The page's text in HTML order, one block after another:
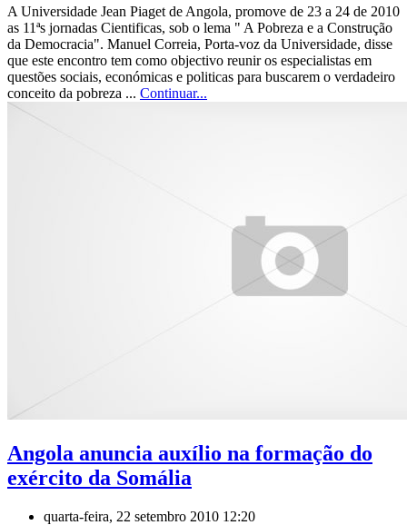
A Universidade Jean Piaget de Angola, promove de 23 a 24 de 2010
as 11ªs jornadas Cientificas, sob o lema " A Pobreza e a Construção
da Democracia". Manuel Correia, Porta-voz da Universidade, disse
que este encontro tem como objectivo reunir os especialistas em
questões sociais, económicas e politicas para buscarem o verdadeiro
conceito da pobreza ... Continuar...
Angola anuncia auxílio na formação do
exército da Somália
quarta-feira, 22 setembro 2010 12:20